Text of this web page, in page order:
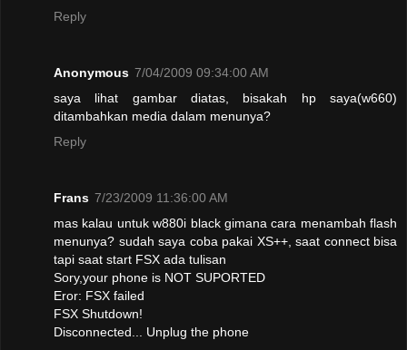
Reply
Anonymous 7/04/2009 09:34:00 AM
saya lihat gambar diatas, bisakah hp saya(w660)
ditambahkan media dalam menunya?
Reply
Frans 7/23/2009 11:36:00 AM
mas kalau untuk w880i black gimana cara menambah flash
menunya? sudah saya coba pakai XS++, saat connect bisa
tapi saat start FSX ada tulisan
Sory,your phone is NOT SUPORTED
Eror: FSX failed
FSX Shutdown!
Disconnected... Unplug the phone